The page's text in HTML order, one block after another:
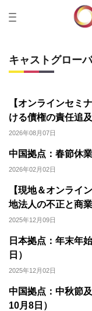
キャストグロー
【オンラインセミ
ける債権の責任追
ナー（参加無料）
2026年08月07日
中国拠点：春節休
2026年02月02日
【現地＆オンライ
地法人の不正と商
2025年12月09日
日本拠点：年末年
日）
2025年12月02日
中国拠点：中秋節
10月8日）